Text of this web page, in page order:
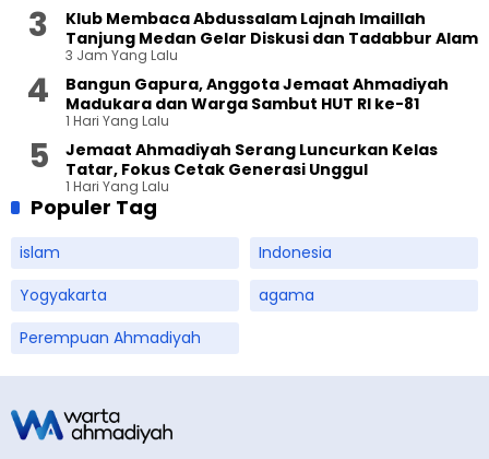
Klub Membaca Abdussalam Lajnah Imaillah
Tanjung Medan Gelar Diskusi dan Tadabbur Alam
3 Jam Yang Lalu
Bangun Gapura, Anggota Jemaat Ahmadiyah
Madukara dan Warga Sambut HUT RI ke-81
1 Hari Yang Lalu
Jemaat Ahmadiyah Serang Luncurkan Kelas
Tatar, Fokus Cetak Generasi Unggul
1 Hari Yang Lalu
Populer Tag
islam
Indonesia
Yogyakarta
agama
Perempuan Ahmadiyah